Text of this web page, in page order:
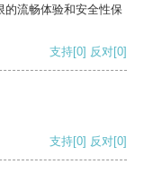
的流畅体验和安全性保
支持[0] 反对[0]
支持[0] 反对[0]